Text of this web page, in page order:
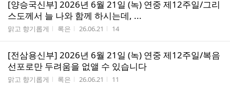
[양승국신부] 2026년 6월 21일 (녹) 연중 제12주일/그리
스도께서 늘 나와 함께 하시는데, ...
게시판명
맑고 향기롭게 작성자
록은 작성시간
26.06.21 조회수
14
[전삼용신부] 2026년 6월 21일 (녹) 연중 제12주일/복음
선포로만 두려움을 없앨 수 있습니다
게시판명
맑고 향기롭게 작성자
록은 작성시간
26.06.21 조회수
11